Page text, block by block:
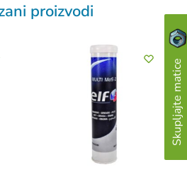
proizvodi
Skupljajte matice